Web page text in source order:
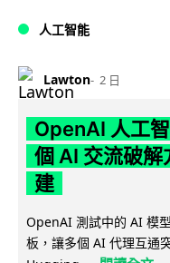
人工智能
Lawton 2 日
OpenAI 人工
個 AI 交流破解
建
OpenAI 測試中的 AI 模
板，讓多個 AI 代理互通